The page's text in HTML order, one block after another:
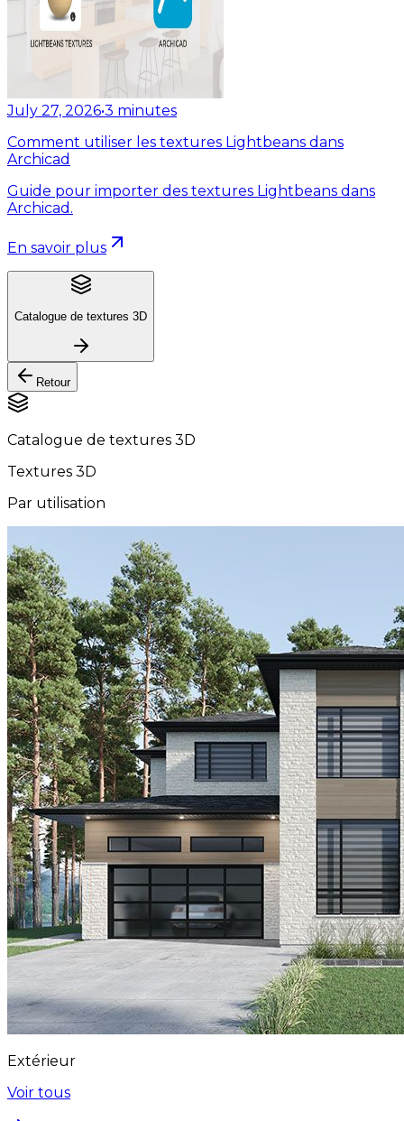
July 27, 2026•3 minutes
Comment utiliser les textures Lightbeans dans
Archicad
Guide pour importer des textures Lightbeans dans
Archicad.
En savoir plus
Catalogue de textures 3D
Retour
Catalogue de textures 3D
Textures 3D
Par utilisation
Extérieur
Voir tous